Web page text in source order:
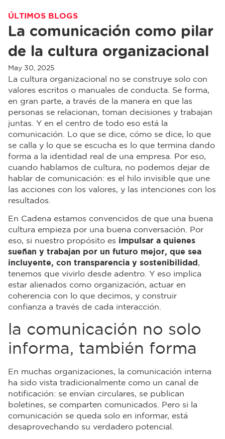
ÚLTIMOS BLOGS
La comunicación como pilar
de la cultura organizacional
May 30, 2025
La cultura organizacional no se construye solo con
valores escritos o manuales de conducta. Se forma,
en gran parte, a través de la manera en que las
personas se relacionan, toman decisiones y trabajan
juntas. Y en el centro de todo eso está la
comunicación. Lo que se dice, cómo se dice, lo que
se calla y lo que se escucha es lo que termina dando
forma a la identidad real de una empresa. Por eso,
cuando hablamos de cultura, no podemos dejar de
hablar de comunicación: es el hilo invisible que une
las acciones con los valores, y las intenciones con los
resultados.
En Cadena estamos convencidos de que una buena
cultura empieza por una buena conversación. Por
eso, si nuestro propósito es impulsar a quienes
sueñan y trabajan por un futuro mejor, que sea
incluyente, con transparencia y sostenibilidad ,
tenemos que vivirlo desde adentro. Y eso implica
estar alienados como organización, actuar en
coherencia con lo que decimos, y construir
confianza a través de cada interacción.
la comunicación no solo
informa, también forma
En muchas organizaciones, la comunicación interna
ha sido vista tradicionalmente como un canal de
notificación: se envían circulares, se publican
boletines, se comparten comunicados. Pero si la
comunicación se queda solo en informar, está
desaprovechando su verdadero potencial.